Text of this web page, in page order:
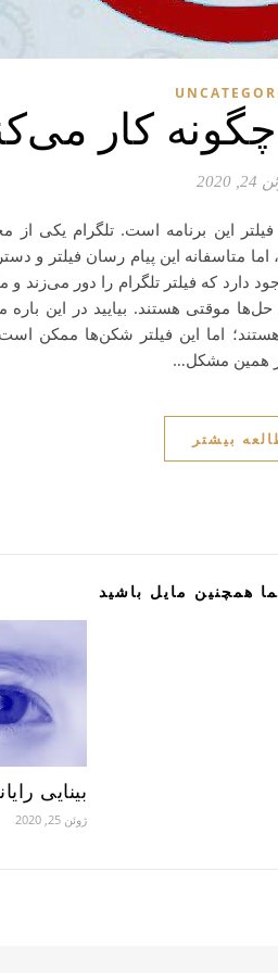
کار
2020
این برنامه است. تلگرام یکی از
اما متاسفانه این پیام رسان فیلتر و
که فیلتر تلگرام را دور می‌زند و
موقتی هستند. بیایید در این باره
اما این فیلتر شکن‌ها ممکن
همین مشکل…
بیشتر
همچنین مایل باشید
بینایی
ژوئن 25, 2020